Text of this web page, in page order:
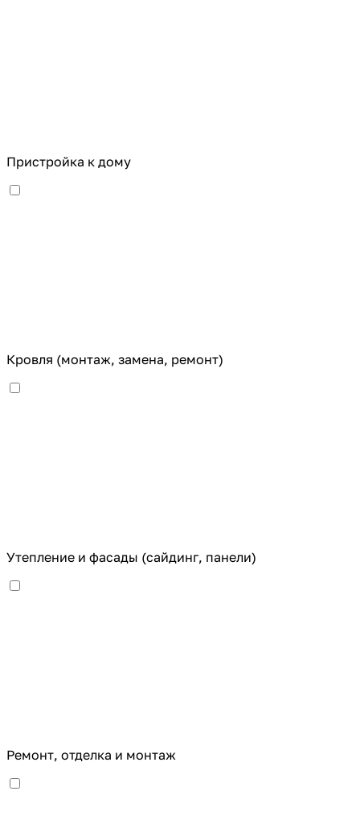
Пристройка к дому
Кровля (монтаж, замена, ремонт)
Утепление и фасады (сайдинг, панели)
Ремонт, отделка и монтаж